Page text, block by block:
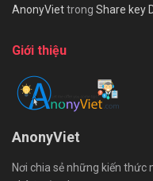
AnonyViettrong Share key
Giới thiệu
AnonyViet
Nơi chia sẻ những kiến